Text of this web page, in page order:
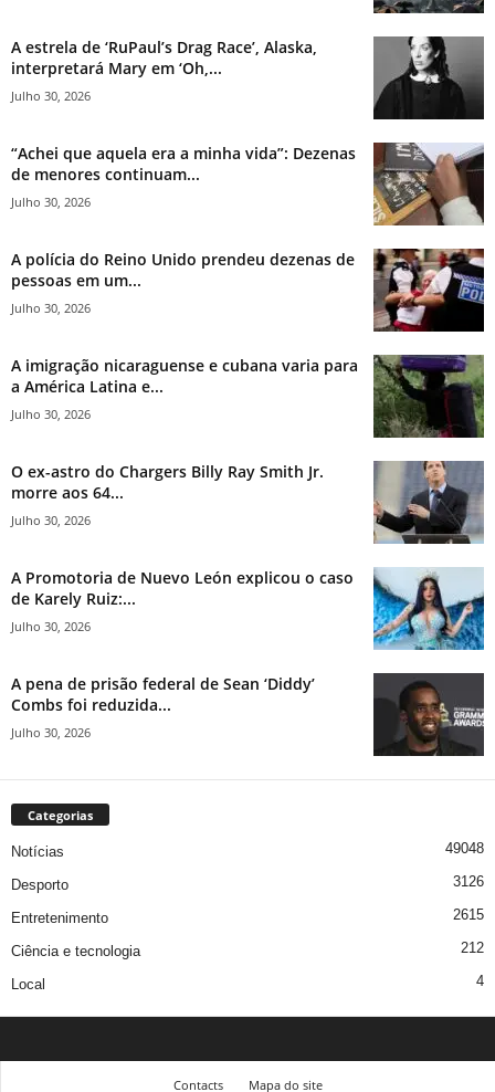
A estrela de ‘RuPaul’s Drag Race’, Alaska,
interpretará Mary em ‘Oh,...
Julho 30, 2026
“Achei que aquela era a minha vida”: Dezenas
de menores continuam...
Julho 30, 2026
A polícia do Reino Unido prendeu dezenas de
pessoas em um...
Julho 30, 2026
A imigração nicaraguense e cubana varia para
a América Latina e...
Julho 30, 2026
O ex-astro do Chargers Billy Ray Smith Jr.
morre aos 64...
Julho 30, 2026
A Promotoria de Nuevo León explicou o caso
de Karely Ruiz:...
Julho 30, 2026
A pena de prisão federal de Sean ‘Diddy’
Combs foi reduzida...
Julho 30, 2026
Categorias
Notícias 49048
Desporto 3126
Entretenimento 2615
Ciência e tecnologia 212
Local 4
Contacts Mapa do site